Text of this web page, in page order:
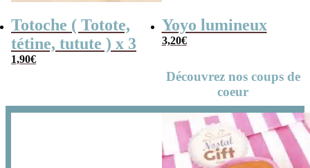
Totoche ( Totote,
tétine, tutute ) x 3
1,90€
Yoyo lumineux
3,20€
Découvrez nos coups de
coeur